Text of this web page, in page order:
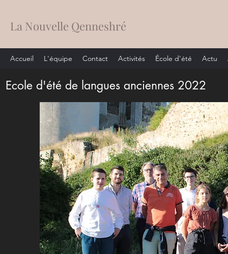
La Nouvelle Qenneshré
Accueil L'équipe Contact Activités École d'été Actu
Ecole d'été de langues anciennes 2022